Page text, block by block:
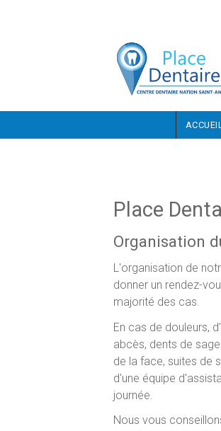
Place
Organisation
L'organisation de
donner un rendez-
majorité des cas.
En cas de douleurs,
abcès, dents de
de la face, suites de
d'une équipe
journée.
Nous vous